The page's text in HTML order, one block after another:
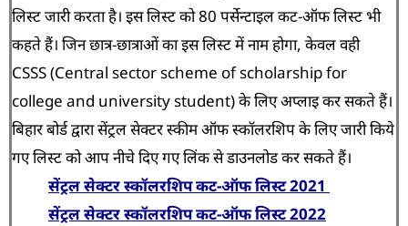
लिस्ट जारी करता है। इस लिस्ट को 80 पर्सेन्टाइल कट-ऑफ लिस्ट भी
कहते हैं। जिन छात्र-छात्राओं का इस लिस्ट में नाम होगा, केवल वही
CSSS (Central sector scheme of scholarship for
college and university student) के लिए अप्लाइ कर सकते हैं।
बिहार बोर्ड द्वारा सेंट्रल सेक्टर स्कीम ऑफ स्कॉलरशिप के लिए जारी किये
गए लिस्ट को आप नीचे दिए गए लिंक से डाउनलोड कर सकते हैं।
सेंट्रल सेक्टर स्कॉलरशिप कट-ऑफ लिस्ट 2021
सेंट्रल सेक्टर स्कॉलरशिप कट-ऑफ लिस्ट 2022